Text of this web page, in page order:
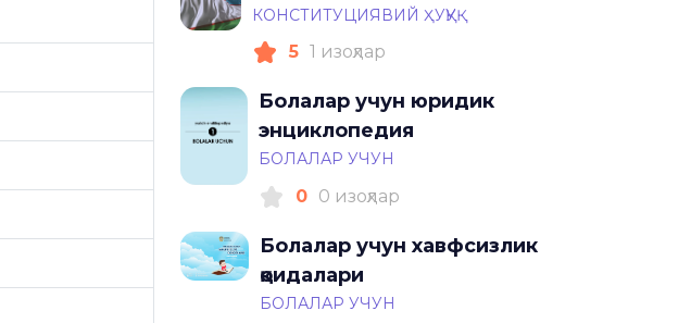
КОНСТИТУЦИЯВИЙ ҲУҚУҚ
5 1 изоҳлар
Болалар учун юридик
энциклопедия
БОЛАЛАР УЧУН
0 0 изоҳлар
Болалар учун хавфсизлик
қоидалари
БОЛАЛАР УЧУН